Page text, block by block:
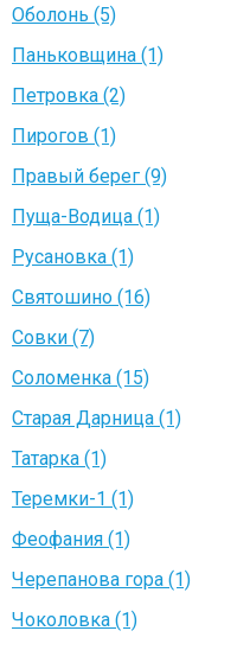
Оболонь (5)
Паньковщина (1)
Петровка (2)
Пирогов (1)
Правый берег (9)
Пуща-Водица (1)
Русановка (1)
Святошино (16)
Совки (7)
Соломенка (15)
Старая Дарница (1)
Татарка (1)
Теремки-1 (1)
Феофания (1)
Черепанова гора (1)
Чоколовка (1)